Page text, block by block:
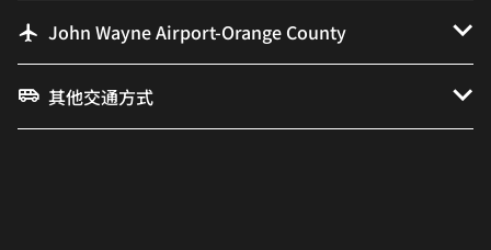
John Wayne Airport-Orange County
其他交通方式